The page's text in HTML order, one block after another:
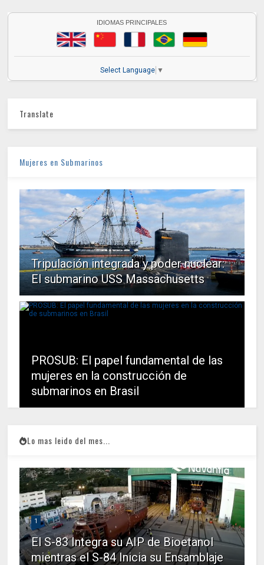
IDIOMAS PRINCIPALES
Select Language ▼
Translate
Mujeres en Submarinos
Tripulación integrada y poder nuclear:
El submarino USS Massachusetts
PROSUB: El papel fundamental de las
mujeres en la construcción de
submarinos en Brasil
Lo mas leido del mes...
1
El S-83 Integra su AIP de Bioetanol
mientras el S-84 Inicia su Ensamblaje